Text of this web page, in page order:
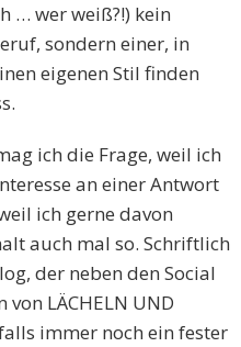
… wer weiß?!) kein
sondern einer, in
eigenen Stil finden
ich die Frage, weil ich
an einer Antwort
ich gerne davon
auch mal so. Schriftlich
der neben den Social
von LÄCHELN UND
immer noch ein fester